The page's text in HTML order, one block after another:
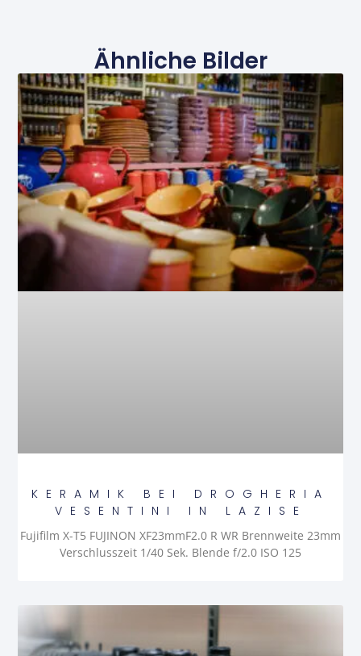
Ähnliche Bilder
KERAMIK BEI DROGHERIA
VESENTINI IN LAZISE
Fujifilm X-T5 FUJINON XF23mmF2.0 R WR Brennweite 23mm
Verschlusszeit 1/40 Sek. Blende f/2.0 ISO 125